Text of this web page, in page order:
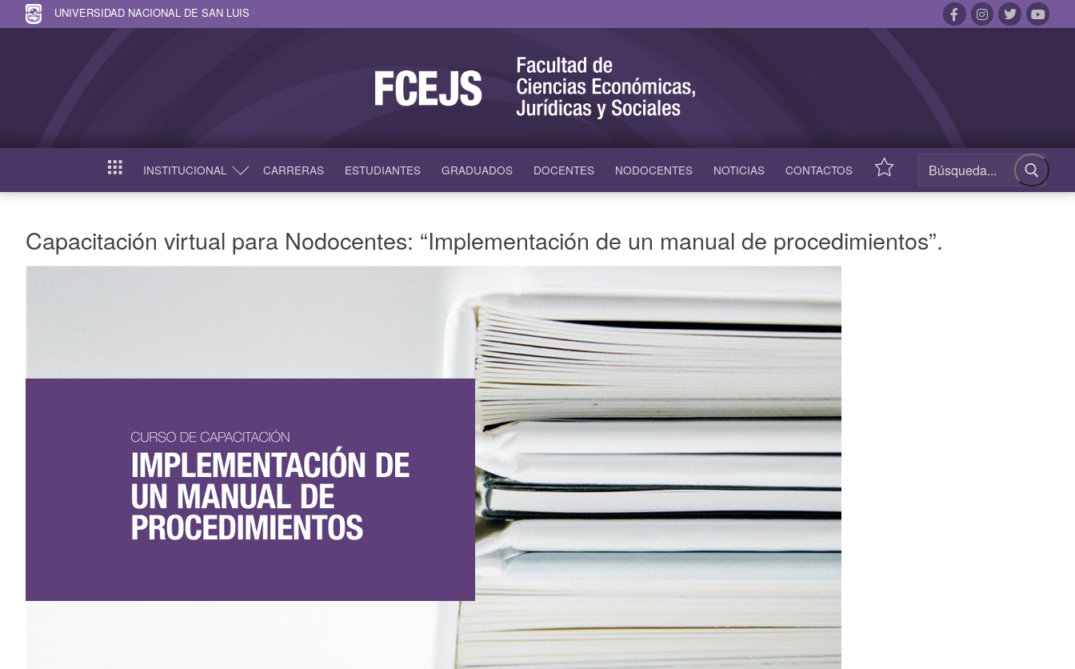
UNIVERSIDAD NACIONAL DE SAN LUIS
INICIO INSTITUCIONAL CARRERAS ESTUDIANTES GRADUADOS DOCENTES NODOCENTES NOTICIAS CONTACTOS ACCESOS
Capacitación virtual para Nodocentes: “Implementación de un manual de procedimientos”.